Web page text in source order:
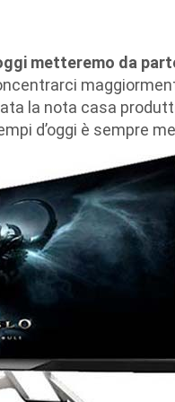
metteremo da
la nota casa
d’oggi è sempre